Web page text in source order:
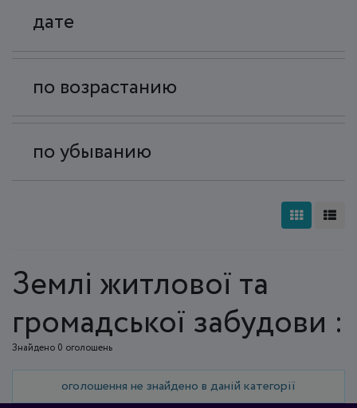
дате
по возрастанию
по убыванию
Землі житлової та
громадської забудови :
Знайдено 0 оголошень
оголошення не знайдено в даній категорії